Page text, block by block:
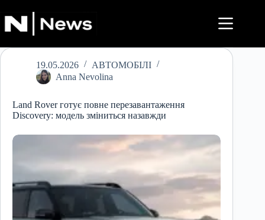
до
вмісту
19.05.2026
АВТОМОБІЛІ
Anna Nevolina
Land Rover готує повне перезавантаження
Discovery: модель зміниться назавжди